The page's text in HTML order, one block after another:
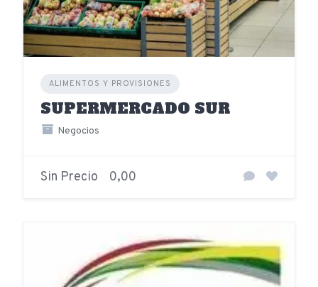
ALIMENTOS Y PROVISIONES
SUPERMERCADO SUR
Negocios
Sin Precio 0,00